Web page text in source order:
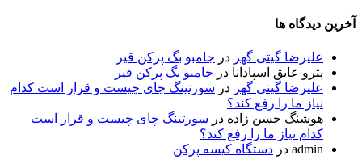
آخرین دیدگاه ها
علیرضا گیتی گهر در جامبو بگ پرکن قیر
پترو عایق اسپادانا در جامبو بگ پرکن قیر
علیرضا گیتی گهر در سورتینگ چای چیست و قرار است کدام
نیاز ما را رفع کند؟
هوشنگ حسن زاده در سورتینگ چای چیست و قرار است
کدام نیاز ما را رفع کند؟
admin در دستگاه کیسه پرکن